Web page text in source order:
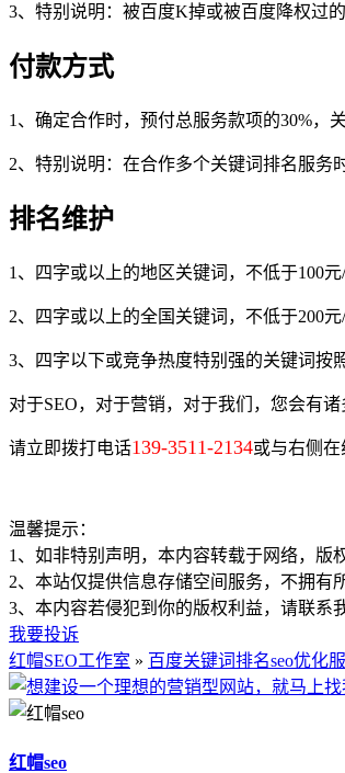
3、特别说明：被百度K掉或被百度降权过
付款方式
1、确定合作时，预付总服务款项的30%，
2、特别说明：在合作多个关键词排名服务
排名维护
1、四字或以上的地区关键词，不低于100元/
2、四字或以上的全国关键词，不低于200元/
3、四字以下或竞争热度特别强的关键词按
对于SEO，对于营销，对于我们，您会有诸
请立即拨打电话139-3511-2134或与右侧在
温馨提示：
1、如非特别声明，本内容转载于网络，版
2、本站仅提供信息存储空间服务，不拥有
3、本内容若侵犯到你的版权利益，请联系
我要投诉
红帽SEO工作室 » 百度关键词排名seo优化
红帽seo